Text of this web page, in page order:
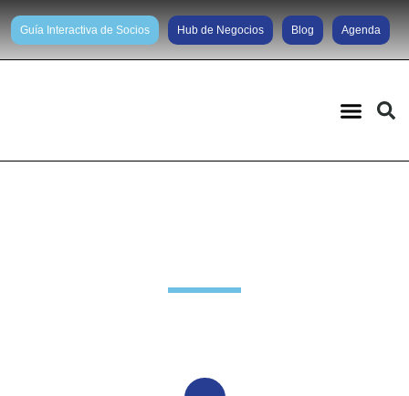
Guía Interactiva de Socios Hub de Negocios Blog Agenda